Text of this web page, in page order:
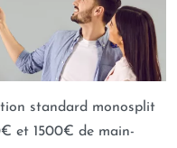
standard monosplit
et 1500€ de main-